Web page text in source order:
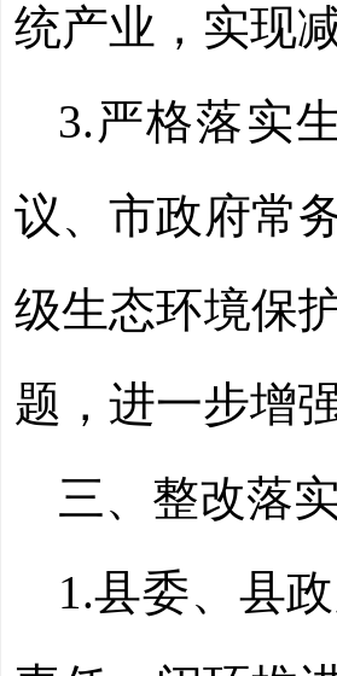
统产业，实现
3.严格落实
议、市政府常
级生态环境保
题，进一步增
三、整改落
1.县委、县